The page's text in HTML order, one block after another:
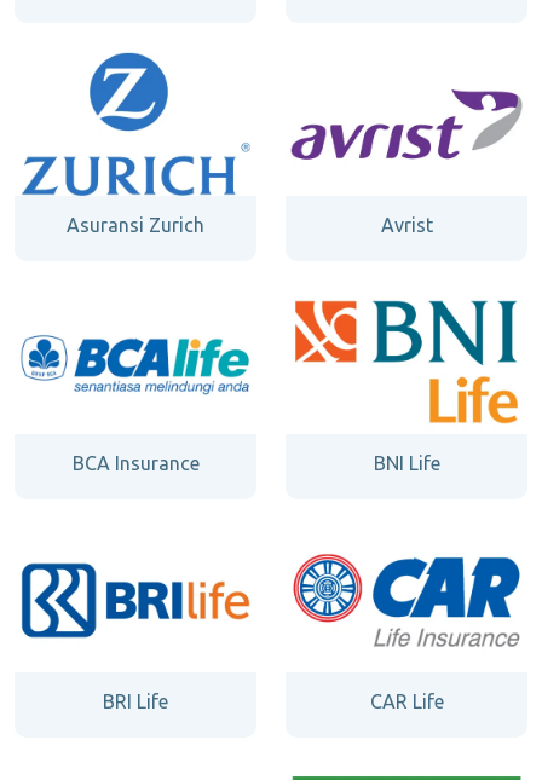
Asuransi Zurich Avrist
BCA Insurance BNI Life
BRI Life CAR Life